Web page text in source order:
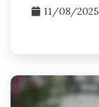
11/08/2025